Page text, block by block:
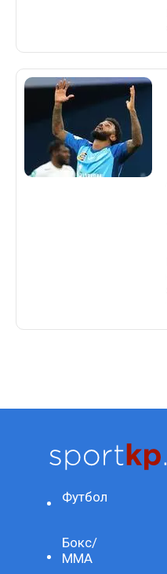
Футбол
Бокс/
ММА